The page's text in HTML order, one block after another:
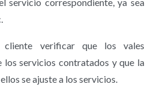
cliente verificar que los vales
servicios contratados y que la
se ajuste a los servicios.